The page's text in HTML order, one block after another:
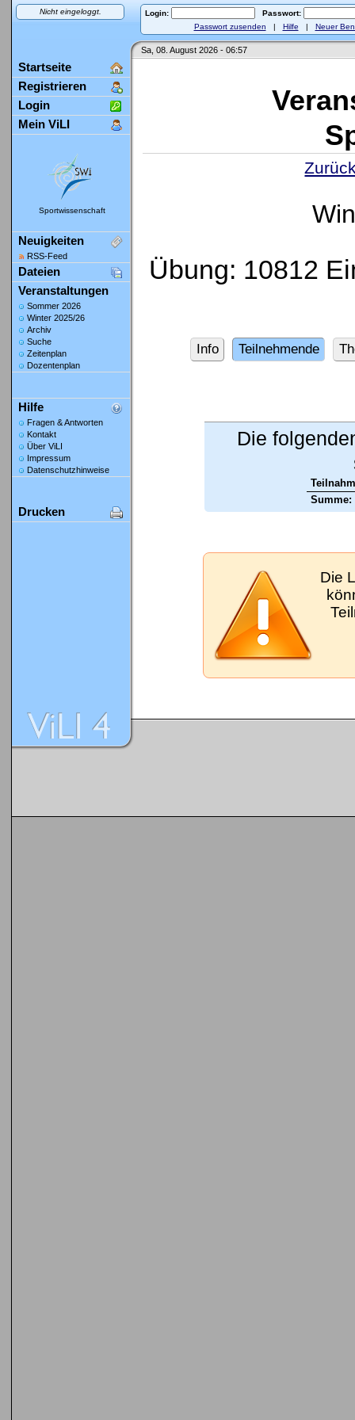
Nicht eingeloggt. Login:
Passwort:
Passwort zusenden | Hilfe | Neuer
Sa, 08. August 2026 - 06:57
Startseite
Registrieren
Login
Mein ViLI
Sportwissenschaft
Neuigkeiten
RSS-Feed
Dateien
Veranstaltungen
Sommer 2026
Winter 2025/26
Archiv
Suche
Zeitenplan
Dozentenplan
Hilfe
Fragen & Antworten
Kontakt
Über ViLI
Impressum
Datenschutzhinweise
Drucken
Übung: 10812
Info Teilnehmende
Die
Summe:
Die